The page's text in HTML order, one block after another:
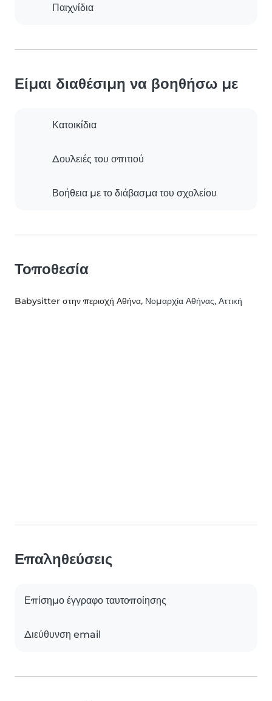
Παιχνίδια
Είμαι διαθέσιμη να βοηθήσω με
Κατοικίδια
Δουλειές του σπιτιού
Βοήθεια με το διάβασμα του σχολείου
Τοποθεσία
Babysitter στην περιοχή Αθήνα, Νομαρχία Αθήνας, Αττική
Επαληθεύσεις
Επίσημο έγγραφο ταυτοποίησης
Διεύθυνση email